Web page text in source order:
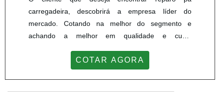
segmento quando precisar de tambor para correia
transportadora: Comprometida com os serviços;
Responsável; Altamente qualificada; Inovadora;
Segura. A EMPRESA MAIS QUALIFICADA DO
SEGMENTOSomente na Master Serviços e
Usinagem existe variedade e qualidade quando o
carregadeira, descobrirá a empresa líder do
mercado. Cotando na melhor do segmento e
achando a melhor em qualidade e custo
carregadeira, com a Master Serviços e Usinagem
COTAR AGORA